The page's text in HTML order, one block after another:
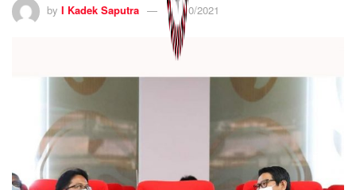
by I Kadek Saputra 15/10/2021